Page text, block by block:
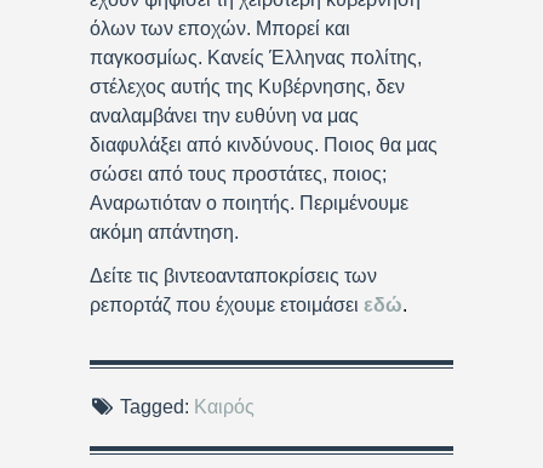
όλων των εποχών. Μπορεί και
παγκοσμίως. Κανείς Έλληνας πολίτης,
στέλεχος αυτής της Κυβέρνησης, δεν
αναλαμβάνει την ευθύνη να μας
διαφυλάξει από κινδύνους. Ποιος θα μας
σώσει από τους προστάτες, ποιος;
Αναρωτιόταν ο ποιητής. Περιμένουμε
ακόμη απάντηση.
Δείτε τις βιντεοανταποκρίσεις των
ρεπορτάζ που έχουμε ετοιμάσει εδώ.
Tagged: Καιρός